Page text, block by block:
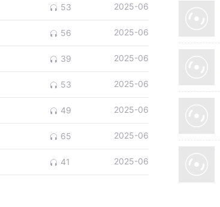
53 2025-06
56 2025-06
39 2025-06
53 2025-06
49 2025-06
65 2025-06
41 2025-06